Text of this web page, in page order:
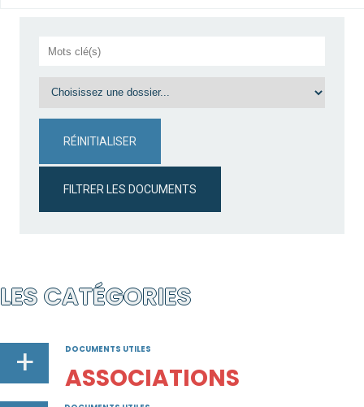
RÉINITIALISER
FILTRER LES DOCUMENTS
LES CATÉGORIES
+ DOCUMENTS UTILES
ASSOCIATIONS